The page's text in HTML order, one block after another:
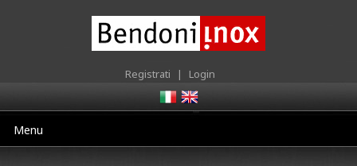
Registrati | Login
Menu